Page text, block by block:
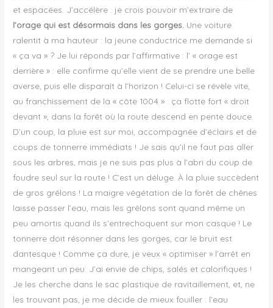
et espacées. J’accélère : je crois pouvoir m’extraire de
l’orage qui est désormais dans les gorges. Une voiture
ralentit à ma hauteur : la jeune conductrice me demande si
« ça va » ? Je lui réponds par l’affirmative : l’ « orage est
derrière » : elle confirme qu’elle vient de se prendre une belle
averse, puis elle disparaît à l’horizon ! Celui-ci se révèle vite,
au franchissement de la « côte 1004 » : ça flotte fort « droit
devant », dans la forêt où la route descend en pente douce.
D’un coup, la pluie est sur moi, accompagnée d’éclairs et de
coups de tonnerre immédiats ! Je sais qu’il ne faut pas aller
sous les arbres, mais je ne suis pas plus à l’abri du coup de
foudre seul sur la route ! C’est un déluge. À la pluie succèdent
de gros grêlons ! La maigre végétation de la forêt de chênes
laisse passer l’eau, mais les grêlons sont quand même un
peu amortis quand ils s’entrechoquent sur mon casque ! Le
tonnerre doit résonner dans les gorges, car le bruit est
dantesque ! Comme ça dure, je veux « optimiser » l’arrêt en
mangeant un peu. J’ai envie de chips, salés et calorifiques !
Je les cherche dans le sac plastique de ravitaillement, et, ne
les trouvant pas, je me décide de mieux fouiller : l’eau